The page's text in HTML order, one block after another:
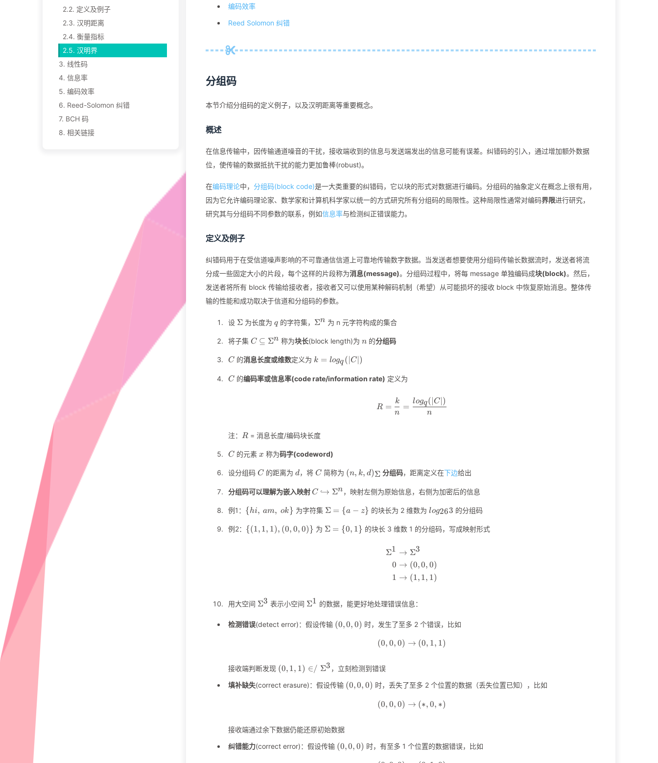
编码效率
Reed Solomon 纠错
分组码
本节介绍分组码的定义例子，以及汉明距离等重要概念。
概述
在信息传输中，因传输通道噪音的干扰，接收端收到的信息与发送端发出的信息可能有误差。纠错码的引入，通过增加额外数据
位，使传输的数据抵抗干扰的能力更加鲁棒(robust)。
在编码理论中， 分组码(block code)是一大类重要的纠错码，它以块的形式对数据进行编码。分组码的抽象定义在概念上很有用，
因为它允许编码理论家、数学家和计算机科学家以统一的方式研究所有分组码的局限性。这种局限性通常对编码界限进行研究，
研究其与分组码不同参数的联系，例如信息率与检测纠正错误能力。
定义及例子
纠错码用于在受信道噪声影响的不可靠通信信道上可靠地传输数字数据。当发送者想要使用分组码传输长数据流时，发送者将流
分成一些固定大小的片段，每个这样的片段称为消息(message)。分组码过程中，将每 message 单独编码成块(block)。然后，
发送者将所有 block 传输给接收者，接收者又可以使用某种解码机制（希望）从可能损坏的接收 block 中恢复原始消息。整体传
输的性能和成功取决于信道和分组码的参数。
设 \Sigma
Σ为长度为 q
q 的字符集， \Sigma^n
Σn 为 n 元字符构成的集合
将子集 C\subseteq\Sigma^n
C ⊆ Σn 称为块长(block length)为n
n 的分组码
C
C的消息长度或维数定义为 k=log_q(|C|)
k = logq( C∣ )
C
C的编码率或信息率(code rate/information rate) 定义为
R=\frac{k}{n}=\frac{log_q(|C|)}{n}
R =
n
k
=
n
logq( ∣C )
注： R
R= 消息长度/编码块长度
C
C的元素 x
x 称为码字(codeword)
设分组码 C
C的距离为 d
d，将 C
C简称为 (n, k,
d)_{\Sigma}
(n, k, d)Σ 分组码，距离定义在下边给出
分组码可以理解为嵌入映射C\hookrightarrow\Sigma^n
C ↪ Σn，映射左侧为原始信息，右侧为加密后的信息
例1： \
{hi,\
am,\
{hi, am, ok} 为字符集 \Sigma=\
{a-z\}
Σ = {a − z} 的块长为 2 维数为log_{26}3
log263 的分组码
例2： \
{(1,1,1),
{(1, 1, 1), (0, 0, 0)} 为 \Sigma=\
{0,1\}
Σ = {0, 1} 的块长 3 维数 1 的分组码，写成映射形式
\begin{align*} \Sigma^1&\rightarrow\Sigma^3\\
Σ1
0
1
→ Σ3
→ (0,0, 0)
→ (1, 1, 1)
用大空间 \Sigma^3
Σ3 表示小空间 \Sigma^1
Σ1 的数据，能更好地处理错误信息：
检测错误(detect error)：假设传输 (0,0,0)
(0,0, 0) 时，发生了至多 2 个错误，比如
(0,0,0)\rightarrow(0,1,1)
(0, 0, 0) → (0, 1, 1)
接收端判断发现 (0,1,1)\notin\Sigma^3
(0, 1, 1) ∈/ Σ3 ，立刻检测到错误
填补缺失(correct erasure)：假设传输 (0,0,0)
(0,0, 0) 时，丢失了至多 2 个位置的数据（丢失位置已知），比如
(0,0,0)\rightarrow(*,0,*)
(0, 0, 0) → (∗, 0, ∗)
接收端通过余下数据仍能还原初始数据
纠错能力(correct error)：假设传输 (0,0,0)
(0,0, 0) 时，有至多 1 个位置的数据错误，比如
2.2. 定义及例子
2.3. 汉明距离
2.4. 衡量指标
2.5. 汉明界
3. 线性码
4. 信息率
5. 编码效率
6. Reed-Solomon 纠错
7. BCH 码
8. 相关链接